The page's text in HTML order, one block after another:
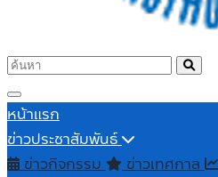
หน้าแรก
ข่าวประชาสัมพันธ์
ข่าวกิจกรรม
ข่าวเทศกาล